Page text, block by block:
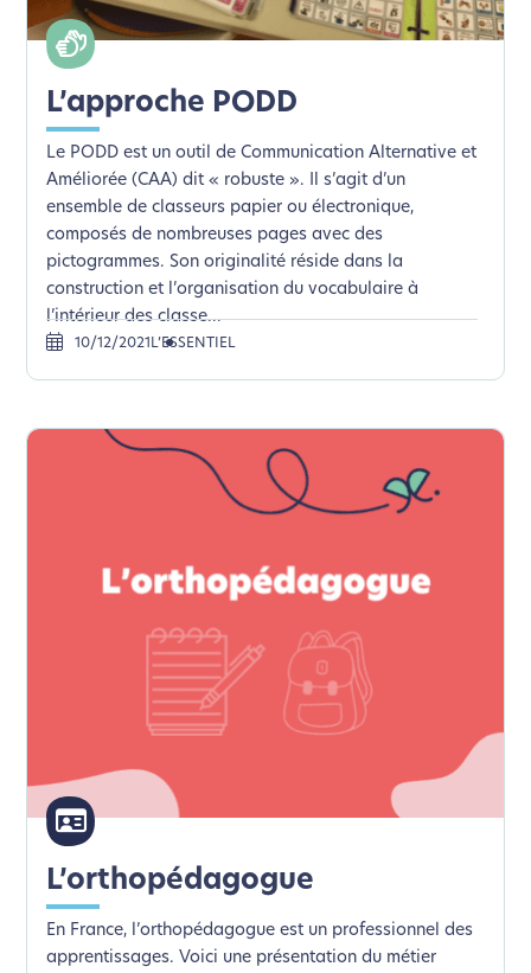
L’approche PODD
Le PODD est un outil de Communication Alternative et
Améliorée (CAA) dit « robuste ». Il s’agit d’un
ensemble de classeurs papier ou électronique,
composés de nombreuses pages avec des
pictogrammes. Son originalité réside dans la
construction et l’organisation du vocabulaire à
l’intérieur des classe...
10/12/2021 L’ESSENTIEL
L’orthopédagogue
En France, l’orthopédagogue est un professionnel des
apprentissages. Voici une présentation du métier